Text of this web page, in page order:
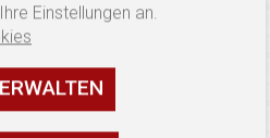
Einstellungen an.